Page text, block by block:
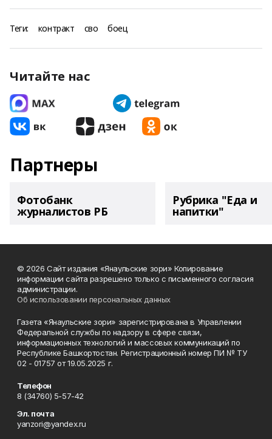
Теги: контракт сво боец
Читайте нас
Партнеры
Фотобанк
журналистов РБ
Рубрика "Еда и
напитки"
© 2026 Сайт издания «Янаульские зори» Копирование
информации сайта разрешено только с письменного согласия
администрации.
Об использовании персональных данных
Газета «Янаульские зори» зарегистрирована в Управлении
Федеральной службы по надзору в сфере связи,
информационных технологий и массовых коммуникаций по
Республике Башкортостан. Регистрационный номер ПИ № ТУ
02 - 01757 от 19.05.2025 г.
Телефон
8 (34760) 5-57-42
Эл. почта
yanzori@yandex.ru